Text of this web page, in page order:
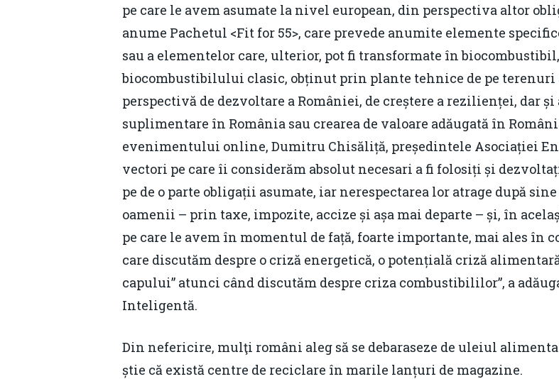
pe care le avem asumate la nivel european, din perspectiva altor
anume Pachetul <Fit for 55>, care prevede anumite elemente
sau a elementelor care, ulterior, pot fi transformate în
biocombustibilului clasic, obținut prin plante tehnice de pe
perspectivă de dezvoltare a României, de creștere a rezilienței, dar
suplimentare în România sau crearea de valoare adăugată în
evenimentului online, Dumitru Chisăliță, președintele Asociației
vectori pe care îi considerăm absolut necesari a fi folosiți și
pe de o parte obligații asumate, iar nerespectarea lor atrage după
oamenii – prin taxe, impozite, accize și așa mai departe – și, în
pe care le avem în momentul de față, foarte importante, mai ales în
care discutăm despre o criză energetică, o potențială criză
capului” atunci când discutăm despre criza combustibililor”, a
Inteligentă.
Din nefericire, mulţi români aleg să se debaraseze de uleiul
știe că există centre de reciclare în marile lanțuri de magazine.